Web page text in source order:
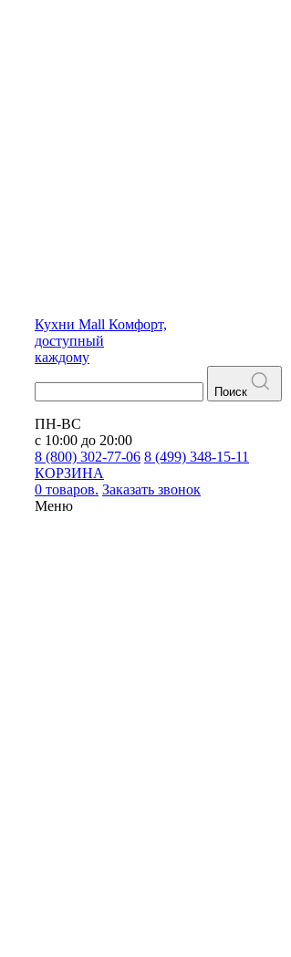
Кухни Mall Комфорт,
доступный
каждому
Поиск
ПН-ВС
с 10:00 до 20:00
8 (800) 302-77-06 8 (499) 348-15-11
КОРЗИНА
0 товаров. Заказать звонок
Меню